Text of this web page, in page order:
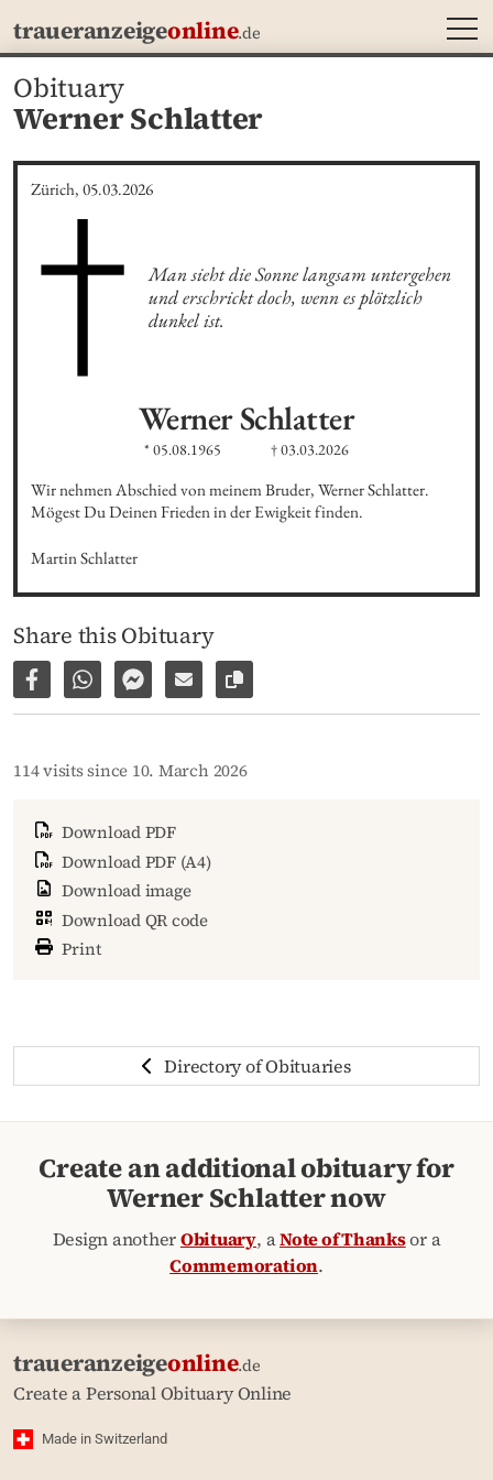
traueranzeigeonline.de
Obituary
Werner Schlatter
Zürich, 05.03.2026
Man sieht die Sonne langsam untergehen
und erschrickt doch, wenn es plötzlich
dunkel ist.
Werner Schlatter
* 05.08.1965 † 03.03.2026
Wir nehmen Abschied von meinem Bruder, Werner Schlatter.
Mögest Du Deinen Frieden in der Ewigkeit finden.
Martin Schlatter
Share this Obituary
Share on Facebook
Share via WhatsApp
Share via Facebook Messenger
Share via E-Mail
Copy link to page
114 visits since 10. March 2026
Download PDF
Download PDF (A4)
Download image
Download QR code
Print
Directory of Obituaries
Create an additional obituary for
Werner Schlatter now
Design anotherObituary, aNote of Thanksor a
Commemoration.
traueranzeigeonline.de
Create a Personal Obituary Online
Made in Switzerland